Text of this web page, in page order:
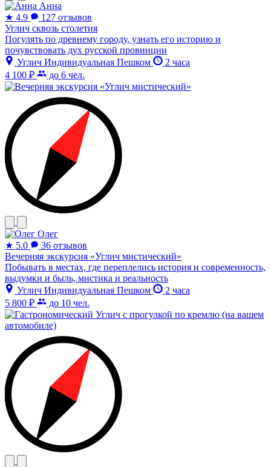
Анна
★ 4.9
127 отзывов
Углич сквозь столетия
Погулять по древнему городу, узнать его историю и
почувствовать дух русской провинции
Углич Индивидуальная Пешком
2 часа
4 100 ₽
до 6 чел.
Олег
★ 5.0
36 отзывов
Вечерняя экскурсия «Углич мистический»
Побывать в местах, где переплелись история и современность,
выдумки и быль, мистика и реальность
Углич Индивидуальная Пешком
2 часа
5 800 ₽
до 10 чел.